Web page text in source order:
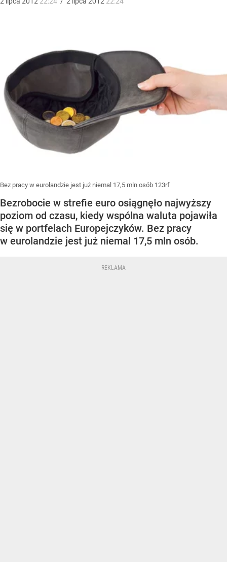
Bez pracy w eurolandzie jest już niemal 17,5 mln osób 123rf
Bezrobocie w strefie euro osiągnęło najwyższy
poziom od czasu, kiedy wspólna waluta pojawiła
się w portfelach Europejczyków. Bez pracy
w eurolandzie jest już niemal 17,5 mln osób.